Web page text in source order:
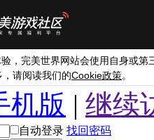
，完美世界网站会使用自身或第
请阅读我们的Cookie政策。
机版 | 继续
自动登录 找回密码